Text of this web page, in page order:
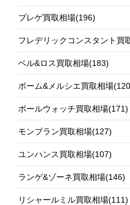
ブレゲ買取相場(196)
フレデリックコンスタント買
ベル&ロス買取相場(183)
ボーム&メルシエ買取相場
ボールウォッチ買取相場(171)
モンブラン買取相場(127)
ユンハンス買取相場(107)
ランゲ&ゾーネ買取相場(146)
リシャールミル買取相場(111)